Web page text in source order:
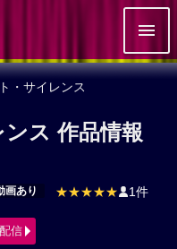
・サイレンス
ス 作品情報
画あり ★★★★★ 1件
信